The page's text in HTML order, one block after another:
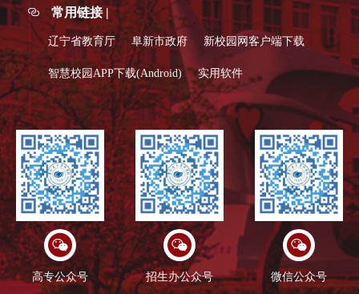
常用链接 |
辽宁省教育厅 阜新市政府 新校园网客户端下载
智慧校园APP下载(Android) 实用软件
高专公众号 招生办公众号 微信公众号